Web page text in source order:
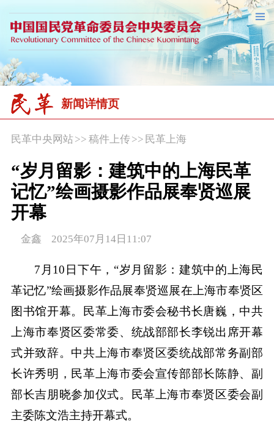
新闻详情页
民革中央网站>> 稿件上传 >> 民革上海
“岁月留影：建筑中的上海民革
记忆”绘画摄影作品展奉贤巡展
开幕
金鑫 2025年07月14日11:07
7月10日下午，“岁月留影：建筑中的上海民
革记忆”绘画摄影作品展奉贤巡展在上海市奉贤区
图书馆开幕。民革上海市委会秘书长唐巍，中共
上海市奉贤区委常委、统战部部长李锐出席开幕
式并致辞。中共上海市奉贤区委统战部常务副部
长许秀明，民革上海市委会宣传部部长陈静、副
部长吉朋晓参加仪式。民革上海市奉贤区委会副
主委陈文浩主持开幕式。